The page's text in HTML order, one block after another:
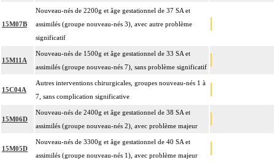
15M07B
Nouveau-nés de 2200g et âge gestationnel de 37 SA et
assimilés (groupe nouveau-nés 3), avec autre problème
significatif
15M11A
Nouveau-nés de 1500g et âge gestationnel de 33 SA et
assimilés (groupe nouveau-nés 7), sans problème significatif
15C04A
Autres interventions chirurgicales, groupes nouveau-nés 1 à
7, sans complication significative
15M06D
Nouveau-nés de 2400g et âge gestationnel de 38 SA et
assimilés (groupe nouveau-nés 2), avec problème majeur
15M05D
Nouveau-nés de 3300g et âge gestationnel de 40 SA et
assimilés (groupe nouveau-nés 1), avec problème majeur